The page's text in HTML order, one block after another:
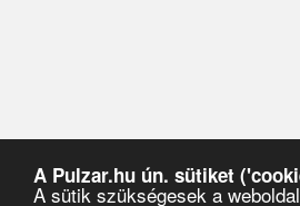
A Pulzar.hu ún. sütiket
A sütik szükségesek a